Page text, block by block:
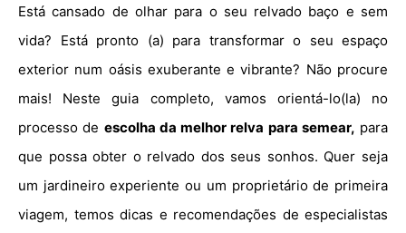
Está cansado de olhar para o seu relvado baço e sem
vida? Está pronto (a) para transformar o seu espaço
exterior num oásis exuberante e vibrante? Não procure
mais! Neste guia completo, vamos orientá-lo(la) no
processo de escolha da melhor relva para semear, para
que possa obter o relvado dos seus sonhos. Quer seja
um jardineiro experiente ou um proprietário de primeira
viagem, temos dicas e recomendações de especialistas